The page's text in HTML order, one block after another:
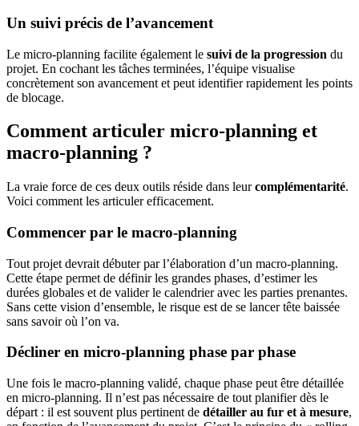
Un suivi précis de l’avancement
Le micro-planning facilite également le suivi de la progression du
projet. En cochant les tâches terminées, l’équipe visualise
concrètement son avancement et peut identifier rapidement les points
de blocage.
Comment articuler micro-planning et
macro-planning ?
La vraie force de ces deux outils réside dans leurcomplémentarité.
Voici comment les articuler efficacement.
Commencer par le macro-planning
Tout projet devrait débuter par l’élaboration d’un macro-planning.
Cette étape permet de définir les grandes phases, d’estimer les
durées globales et de valider le calendrier avec les parties prenantes.
Sans cette vision d’ensemble, le risque est de se lancer tête baissée
sans savoir où l’on va.
Décliner en micro-planning phase par phase
Une fois le macro-planning validé, chaque phase peut être détaillée
en micro-planning. Il n’est pas nécessaire de tout planifier dès le
départ : il est souvent plus pertinent de détailler au fur et à mesure,